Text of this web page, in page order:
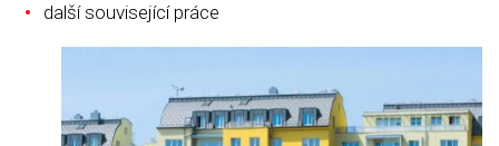
další související práce